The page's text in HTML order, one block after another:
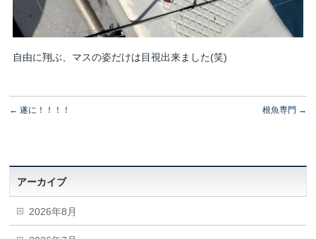
自由に翔ぶ、マスの姿だけは目視出来ました(笑)
← 遂に！！！！ 根魚専門 →
アーカイブ
2026年8月